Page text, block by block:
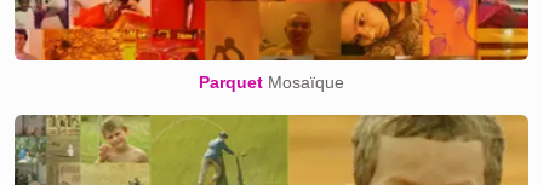
Parquet Mosaïque